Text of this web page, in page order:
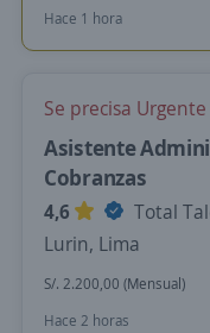
Hace 1 hora
Se precisa Urgente
Asistente
Cobranzas
4,6
Total
Lurin, Lima
S/. 2.200,00 (Mensual)
Hace 2 horas